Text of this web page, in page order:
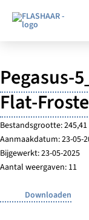
Pegasus-
Flat-
Bestandsgrootte: 245,41
Aanmaakdatum: 23-05-
Bijgewerkt: 23-05-2025
Aantal weergaven: 11
Downloaden